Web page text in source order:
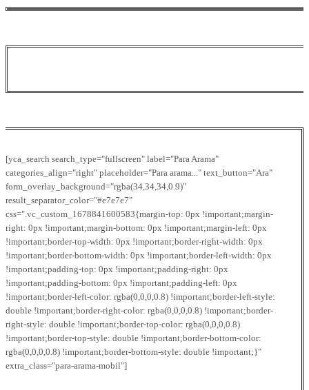
[yca_search search_type="fullscreen" label="Para Arama"
categories_align="right" placeholder="Para arama..." text_button="Ara"
form_overlay_background="rgba(34,34,34,0.9)"
result_separator_color="#e7e7e7"
css=".vc_custom_1678841600583{margin-top: 0px !important;margin-
right: 0px !important;margin-bottom: 0px !important;margin-left: 0px
!important;border-top-width: 0px !important;border-right-width: 0px
!important;border-bottom-width: 0px !important;border-left-width: 0px
!important;padding-top: 0px !important;padding-right: 0px
!important;padding-bottom: 0px !important;padding-left: 0px
!important;border-left-color: rgba(0,0,0,0.8) !important;border-left-style:
double !important;border-right-color: rgba(0,0,0,0.8) !important;border-
right-style: double !important;border-top-color: rgba(0,0,0,0.8)
!important;border-top-style: double !important;border-bottom-color:
rgba(0,0,0,0.8) !important;border-bottom-style: double !important;}"
extra_class="para-arama-mobil"]